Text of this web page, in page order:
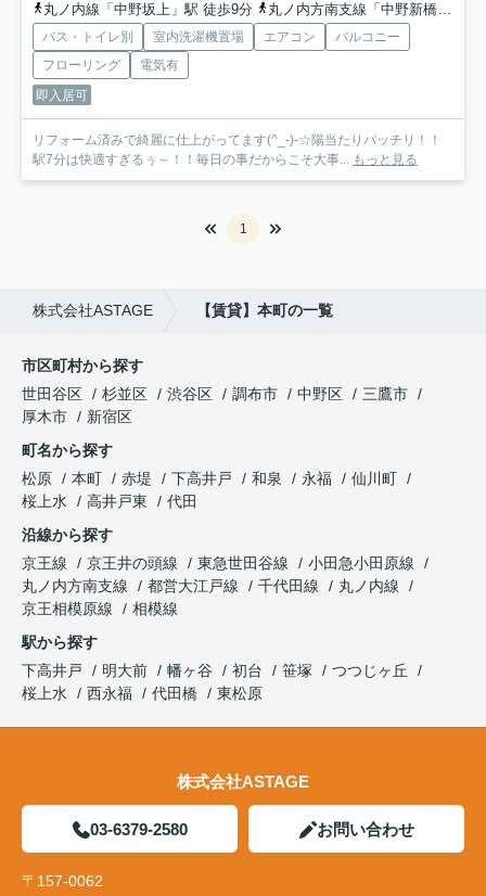
丸ノ内線「中野坂上」駅 徒歩9分
丸ノ内方南支線「中野新橋」駅 徒歩9分
バス・トイレ別 室内洗濯機置場 エアコン
バルコニー
フローリング
電気有
即入居可
リフォーム済みで綺麗に仕上がってます(^_-)-☆陽当たりバッチリ！！
駅7分は快適すぎるぅ～！！毎日の事だからこそ大事... もっと見る
1
株式会社ASTAGE 【賃貸】本町の一覧
市区町村から探す
世田谷区
杉並区 渋谷区 調布市 中野区
三鷹市
厚木市
新宿区
町名から探す
松原
本町 赤堤 下高井戸 和泉 永福
仙川町
桜上水
高井戸東
代田
沿線から探す
京王線
京王井の頭線 東急世田谷線
小田急小田原線
丸ノ内方南支線
都営大江戸線 千代田線
丸ノ内線
京王相模原線
相模線
駅から探す
下高井戸
明大前 幡ヶ谷 初台 笹塚
つつじヶ丘
桜上水
西永福 代田橋 東松原
株式会社ASTAGE
03-6379-2580 お問い合わせ
〒157-0062